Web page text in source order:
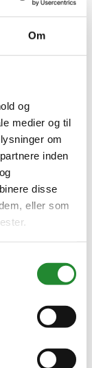
Om
og
medier og til
om
inden
disse
eller som
produkter